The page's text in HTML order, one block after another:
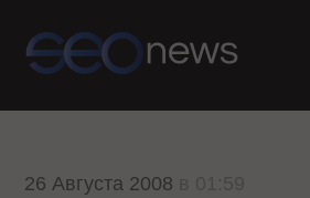
26 Августа 2008